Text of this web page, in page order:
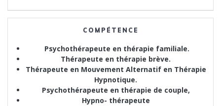
l’article
COMPÉTENCE
Psychothérapeute en thérapie familiale.
Thérapeute en thérapie brève.
Thérapeute en Mouvement Alternatif en Thérapie
Hypnotique.
Psychothérapeute en thérapie de couple,
Hypno- thérapeute